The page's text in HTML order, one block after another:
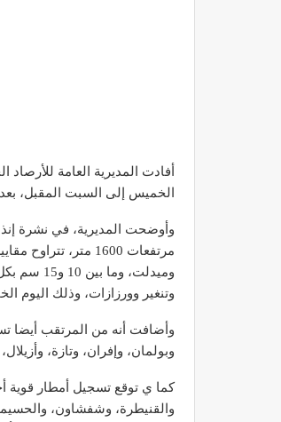
أفادت المديرية العامة
الخميس إلى السبت المقبل،
وأوضحت المديرية، في نشرة
وتنغير وورزازات، وذلك اليوم
وبولمان، وإفران، وتازة،
والقنيطرة، وشفشاون،